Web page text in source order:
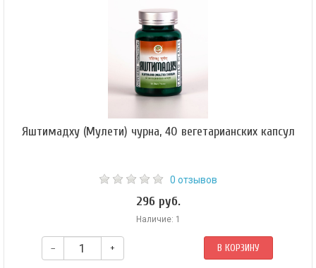
Яштимадху (Мулети) чурна, 40 вегетарианских капсул
0 отзывов
296 руб.
Наличие: 1
– + В КОРЗИНУ